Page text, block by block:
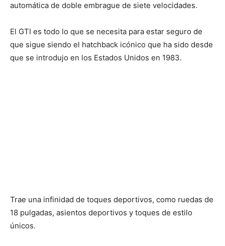
automática de doble embrague de siete velocidades.
El GTI es todo lo que se necesita para estar seguro de
que sigue siendo el hatchback icónico que ha sido desde
que se introdujo en los Estados Unidos en 1983.
Trae una infinidad de toques deportivos, como ruedas de
18 pulgadas, asientos deportivos y toques de estilo
únicos.